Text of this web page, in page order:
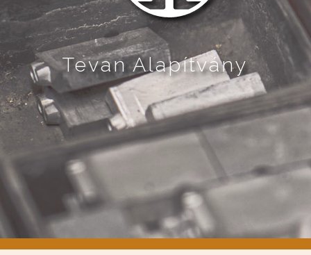
Tevan Alapítvány